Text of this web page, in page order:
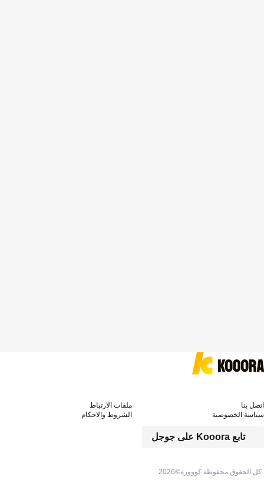
كل الحقوق محفوظة كووورة©2026
تابع Kooora على جوجل
اتصل بنا
ملفات الارتباط
سياسة الخصوصية
الشروط والاحكام